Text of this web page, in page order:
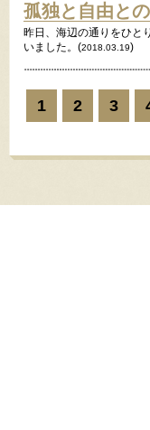
孤独と自由と
昨日、海辺の通りをひと
いました。(2018.03.19)
1 2 3